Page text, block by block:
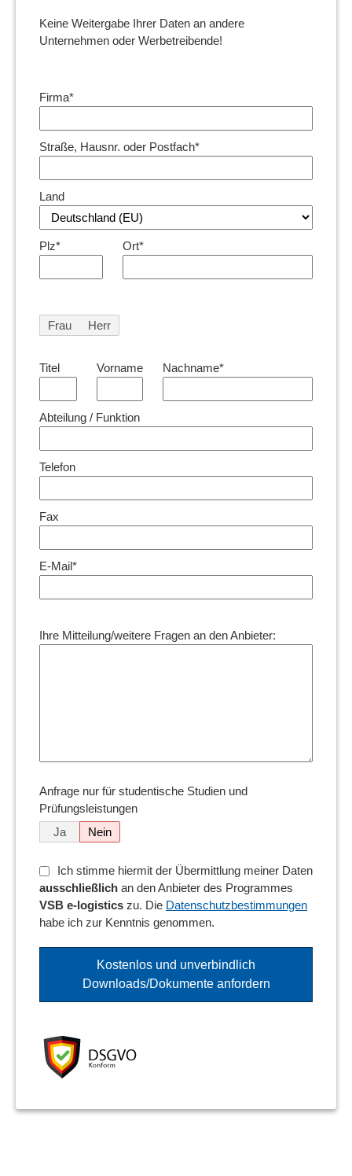
Keine Weitergabe Ihrer Daten an andere
Unternehmen oder Werbetreibende!
Firma*
Straße, Hausnr. oder Postfach*
Land
Plz* Ort*
Frau Herr
Titel Vorname Nachname*
Abteilung / Funktion
Telefon
Fax
E-Mail*
Ihre Mitteilung/weitere Fragen an den Anbieter:
Anfrage nur für studentische Studien und
Prüfungsleistungen
Ja
Nein
Ich stimme hiermit der Übermittlung meiner Daten
ausschließlich an den Anbieter des Programmes
VSB e-logistics zu. Die Datenschutzbestimmungen
habe ich zur Kenntnis genommen.